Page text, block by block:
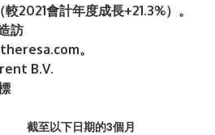
2021會計年度成長+21.3%）。
訪
。
B.V.
截至以下日期的3個月